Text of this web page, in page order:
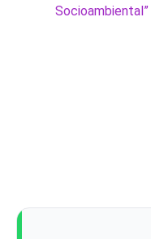
Socioambiental”⁠